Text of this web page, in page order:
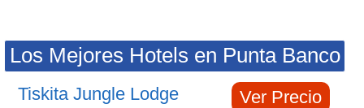
Los Mejores Hotels en Punta Banco
Tiskita Jungle Lodge Ver Precio